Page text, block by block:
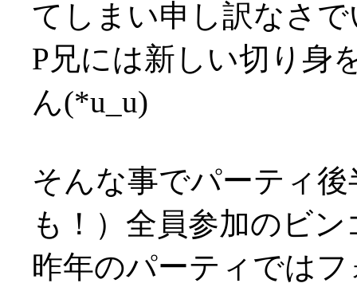
てしまい申し訳なさ
P兄には新しい切り身
ん(*u_u)
そんな事でパーティ
も！）全員参加のビン
昨年のパーティでは